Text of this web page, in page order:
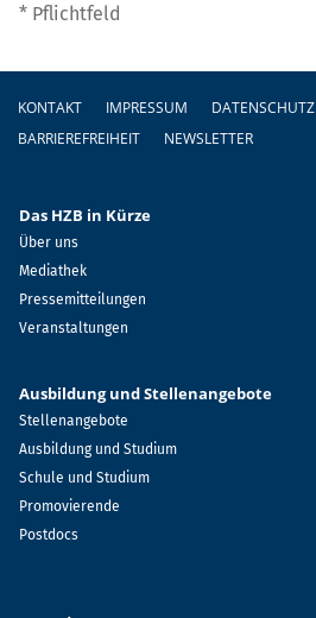
* Pflichtfeld
Fußzeile
KONTAKT IMPRESSUM DATENSCHUTZ
BARRIEREFREIHEIT
NEWSLETTER
Das HZB in Kürze
Über uns
Mediathek
Pressemitteilungen
Veranstaltungen
Ausbildung und Stellenangebote
Stellenangebote
Ausbildung und Studium
Schule und Studium
Promovierende
Postdocs